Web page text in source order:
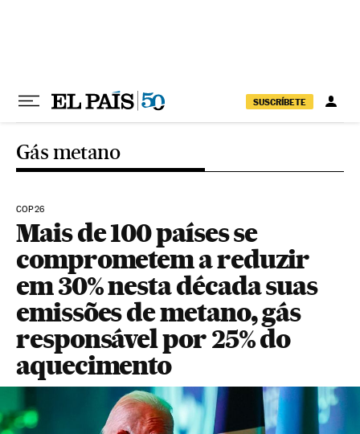
SUSCRÍBETE
Gás metano
COP26
Mais de 100 países se
comprometem a reduzir
em 30% nesta década suas
emissões de metano, gás
responsável por 25% do
aquecimento